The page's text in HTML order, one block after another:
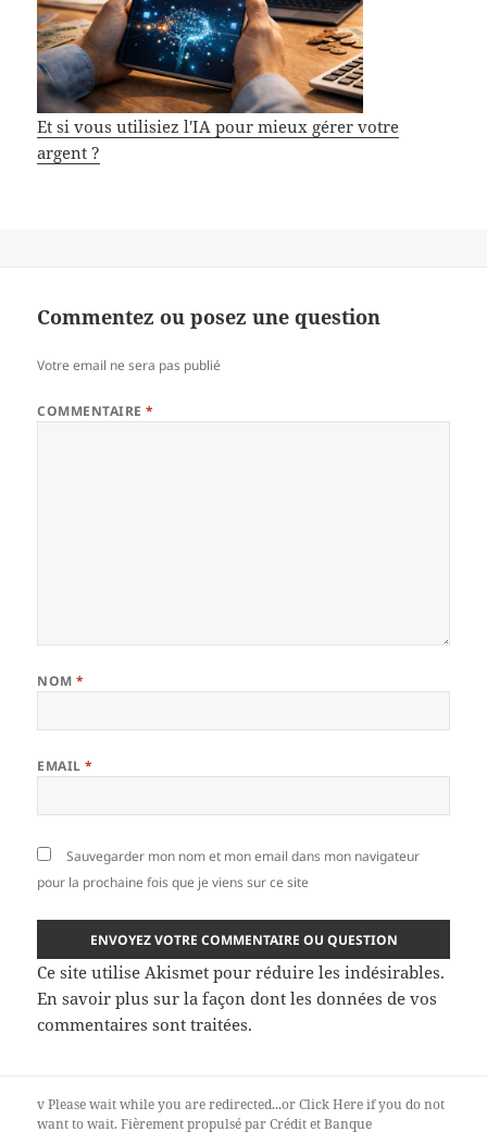
Et si vous utilisiez l'IA pour mieux gérer votre
argent ?
Commentez ou posez une question
Votre email ne sera pas publié
COMMENTAIRE*
NOM*
EMAIL*
Sauvegarder mon nom et mon email dans mon navigateur
pour la prochaine fois que je viens sur ce site
Ce site utilise Akismet pour réduire les indésirables.
En savoir plus sur la façon dont les données de vos
commentaires sont traitées.
vPlease wait while you are redirected...orClick Hereif you do not
want to wait.Fièrement propulsé par Crédit et Banque